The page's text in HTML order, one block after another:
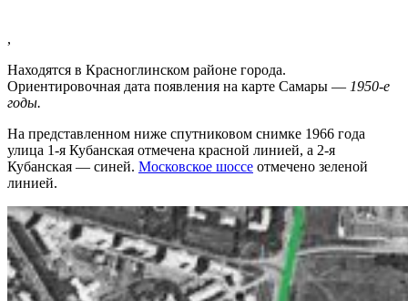
,
Находятся в Красноглинском районе города.
Ориентировочная дата появления на карте Самары — 1950-е
годы.
На представленном ниже спутниковом снимке 1966 года
улица 1-я Кубанская отмечена красной линией, а 2-я
Кубанская — синей. Московское шоссе отмечено зеленой
линией.